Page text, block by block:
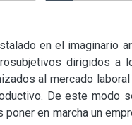
en el imaginario
dirigidos a
al mercado laboral
De este modo
en marcha un